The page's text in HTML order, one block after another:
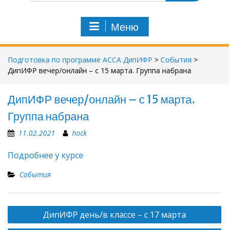
Меню
Подготовка по программе АССА ДипИФР > События >
ДипИФР вечер/онлайн – с 15 марта. Группа набрана
ДипИФР вечер/онлайн – с 15 марта.
Группа набрана
11.02.2021 hock
Подробнее у курсе
События
Навигация
по
ДипИФР день/в классе – с 17 марта